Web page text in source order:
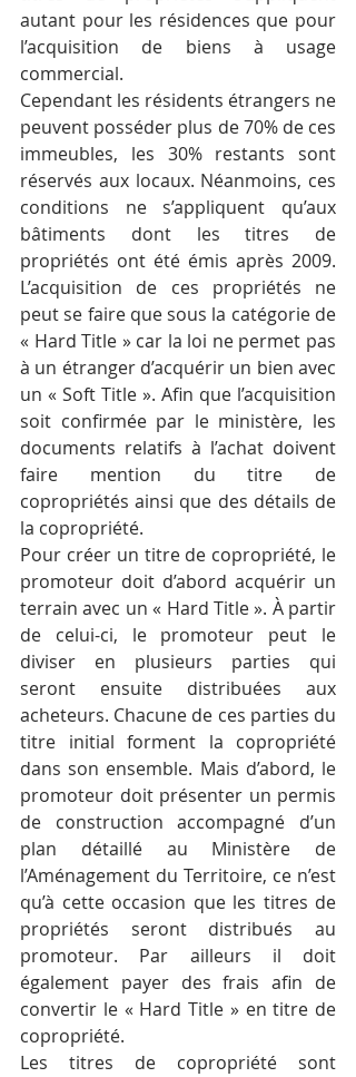
autant pour les résidences que pour
l’acquisition de biens à usage
commercial.
Cependant les résidents étrangers ne
peuvent posséder plus de 70% de ces
immeubles, les 30% restants sont
réservés aux locaux. Néanmoins, ces
conditions ne s’appliquent qu’aux
bâtiments dont les titres de
propriétés ont été émis après 2009.
L’acquisition de ces propriétés ne
peut se faire que sous la catégorie de
« Hard Title » car la loi ne permet pas
à un étranger d’acquérir un bien avec
un « Soft Title ». Afin que l’acquisition
soit confirmée par le ministère, les
documents relatifs à l’achat doivent
faire mention du titre de
copropriétés ainsi que des détails de
la copropriété.
Pour créer un titre de copropriété, le
promoteur doit d’abord acquérir un
terrain avec un « Hard Title ». À partir
de celui-ci, le promoteur peut le
diviser en plusieurs parties qui
seront ensuite distribuées aux
acheteurs. Chacune de ces parties du
titre initial forment la copropriété
dans son ensemble. Mais d’abord, le
promoteur doit présenter un permis
de construction accompagné d’un
plan détaillé au Ministère de
l’Aménagement du Territoire, ce n’est
qu’à cette occasion que les titres de
propriétés seront distribués au
promoteur. Par ailleurs il doit
également payer des frais afin de
convertir le « Hard Title » en titre de
copropriété.
Les titres de copropriété sont